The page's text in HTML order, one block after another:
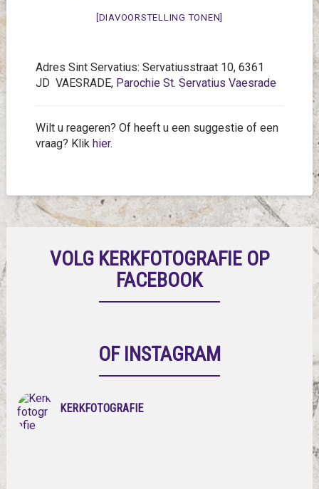
[DIAVOORSTELLING TONEN]
Adres Sint Servatius: Servatiusstraat 10, 6361
JD VAESRADE, Parochie St. Servatius Vaesrade
Wilt u reageren? Of heeft u een suggestie of een
vraag? Klik hier.
VOLG KERKFOTOGRAFIE OP
FACEBOOK
OF INSTAGRAM
KERKFOTOGRAFIE